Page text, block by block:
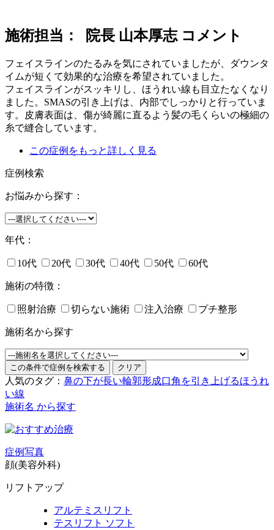
施術担当： 院長 山本厚志 コメント
フェイスラインのたるみを気にされていましたが、ダウンタ
イムが短くて効果的な治療を希望されていました。
フェイスラインがスッキリし、ほうれい線も目立たなくなり
ました。SMASの引き上げは、内部でしっかりと行っていま
す。皮膚表面は、傷が綺麗に直るよう髪の毛くらいの極細の
糸で縫合しています。
この症例をもっと詳しく見る
症例検索
お悩みから探す：
年代：
10代 20代 30代 40代 50代 60代
施術の特徴：
照射治療 切らない施術 注入治療 プチ整形
施術名から探す
人気のタグ： 鼻の下が長い輪郭形成口角を引き上げるほうれ
い線
施術名 から探す
症例写真
顔(美容外科)
リフトアップ
アルテミスリフト
テスリフト ソフト